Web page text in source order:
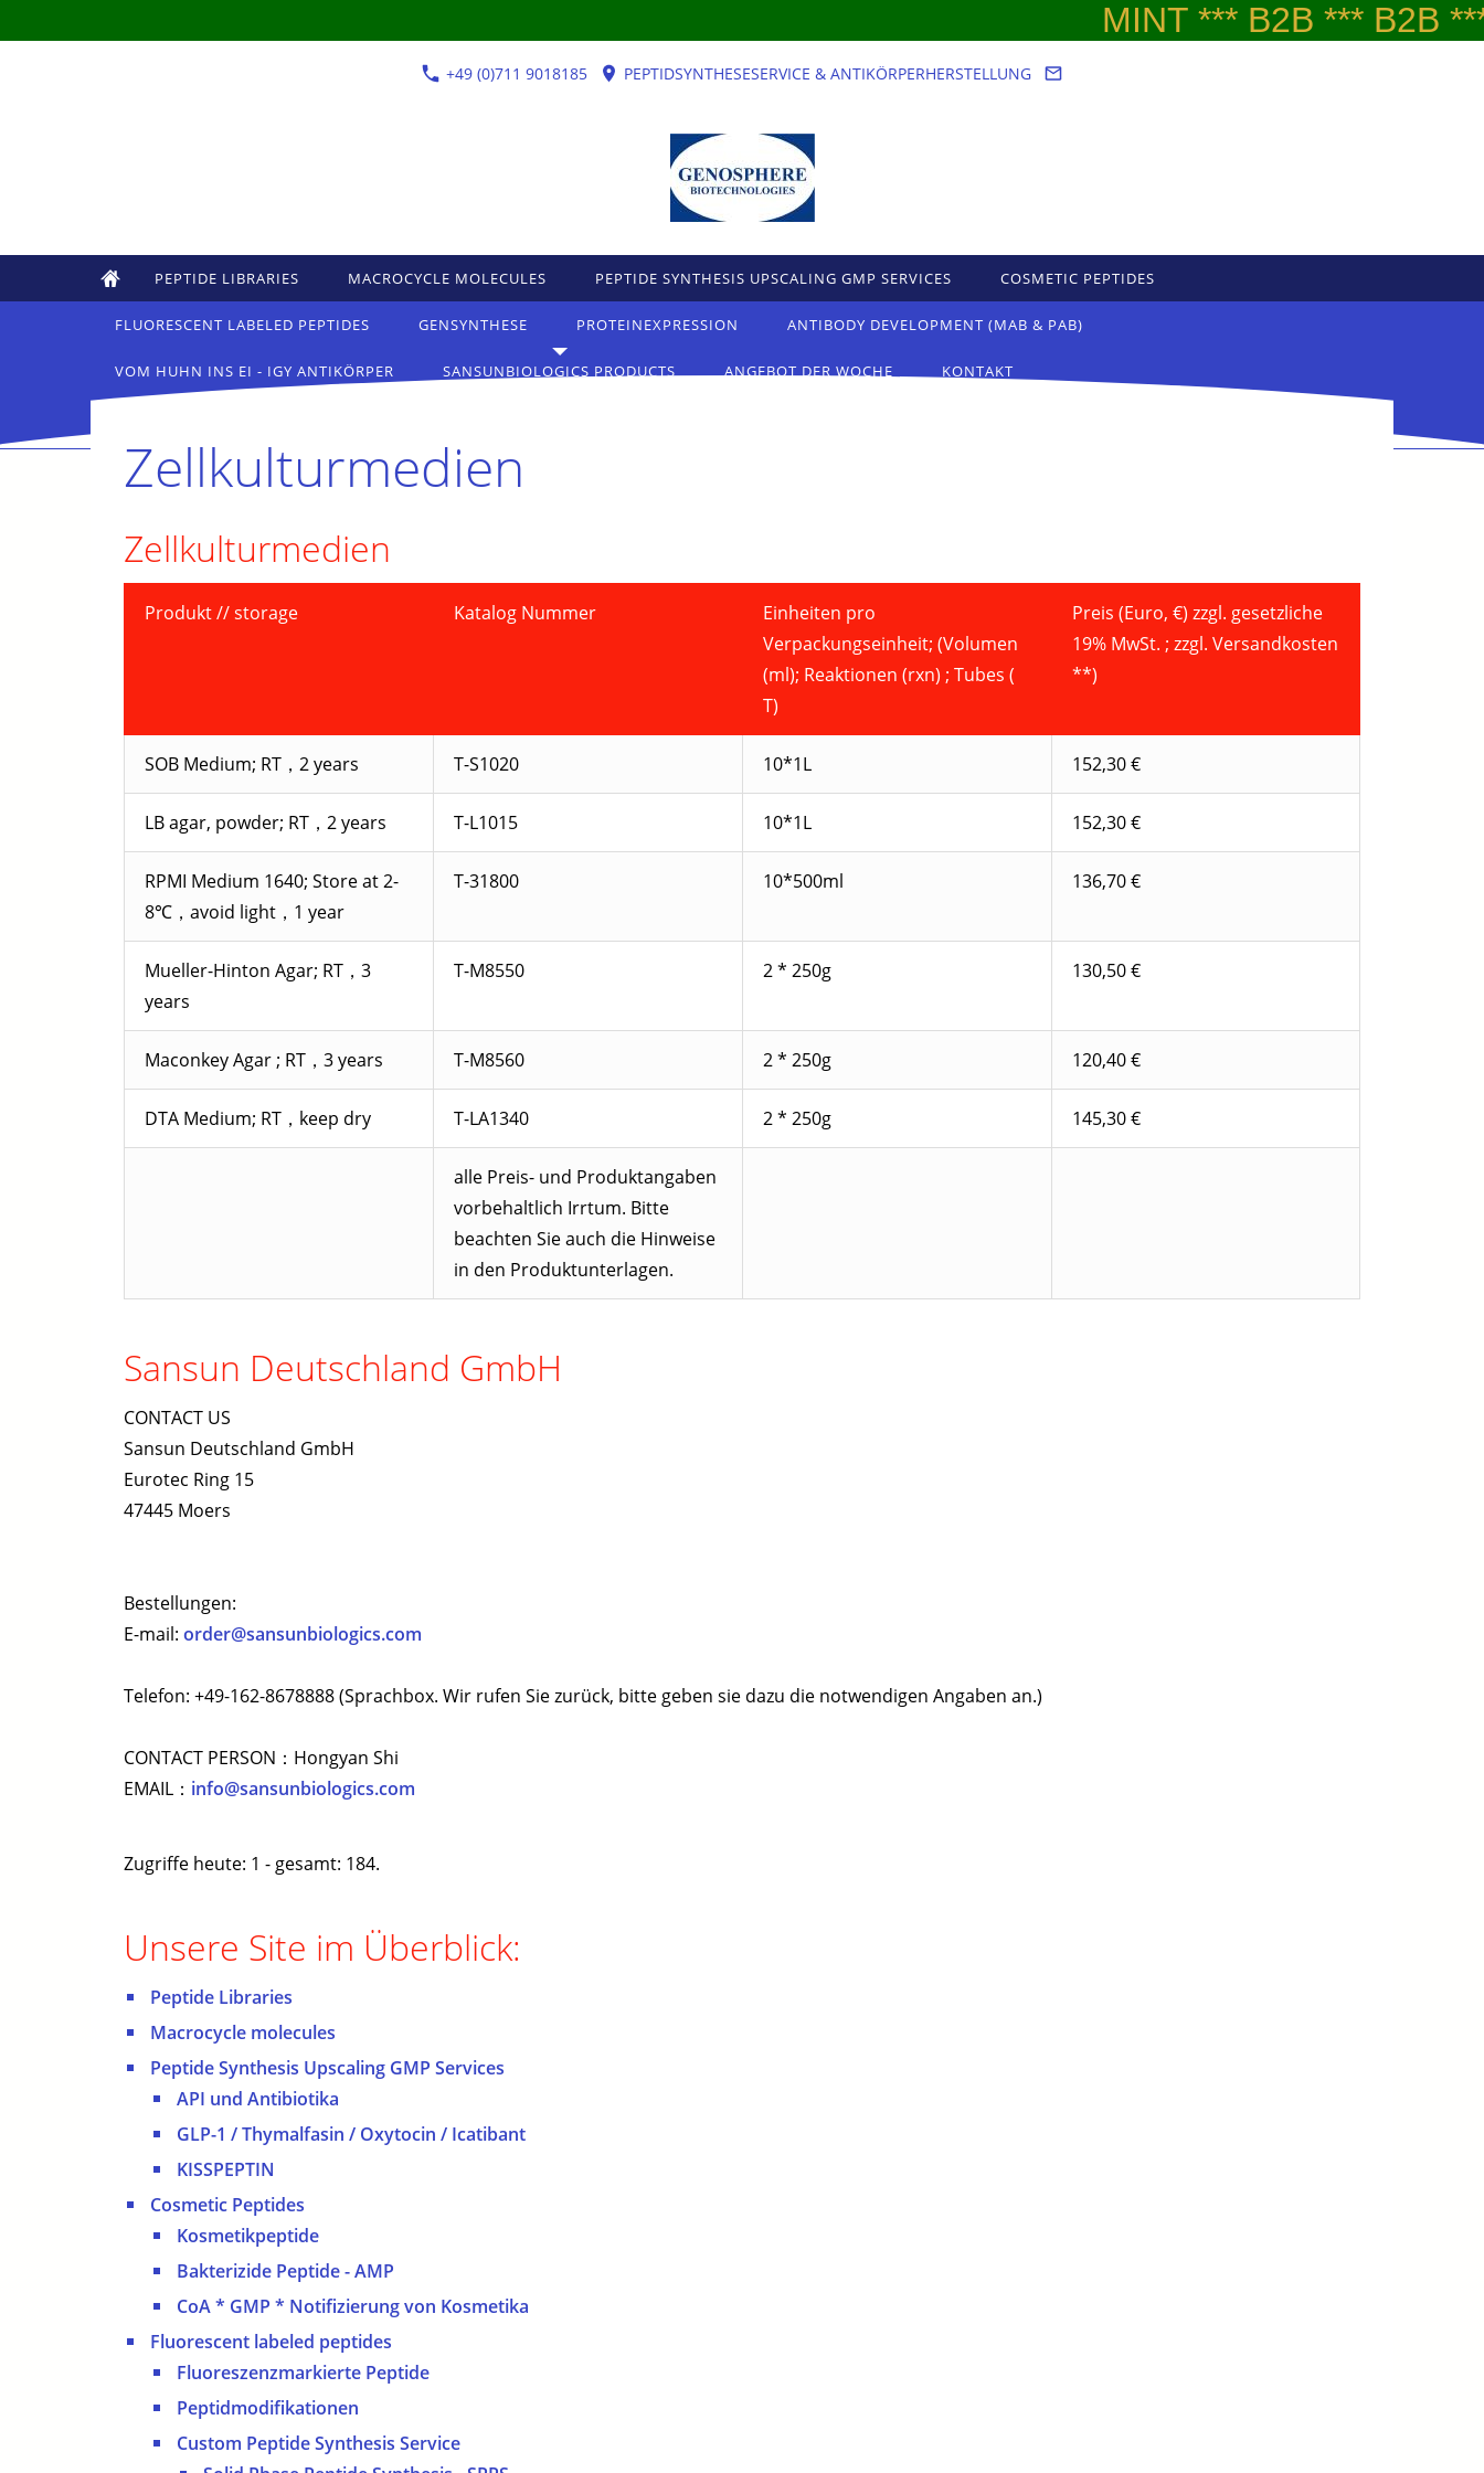
MINT *** B2B *** B2B ***
+49 (0)711 9018185 PEPTIDSYNTHESESERVICE & ANTIKÖRPERHERSTELLUNG
PEPTIDE LIBRARIES MACROCYCLE MOLECULES PEPTIDE SYNTHESIS UPSCALING GMP SERVICES COSMETIC PEPTIDES
FLUORESCENT LABELED PEPTIDES GENSYNTHESE PROTEINEXPRESSION ANTIBODY DEVELOPMENT (MAB & PAB)
VOM HUHN INS EI - IGY ANTIKÖRPER SANSUNBIOLOGICS PRODUCTS ANGEBOT DER WOCHE KONTAKT
Zellkulturmedien
Zellkulturmedien
Produkt // storage Katalog Nummer
Einheiten pro
Verpackungseinheit; (Volumen
(ml); Reaktionen (rxn) ; Tubes (
T)
Preis (Euro, €) zzgl. gesetzliche
19% MwSt. ; zzgl. Versandkosten
**)
SOB Medium; RT，2 years T-S1020 10*1L 152,30 €
LB agar, powder; RT，2 years T-L1015 10*1L 152,30 €
RPMI Medium 1640; Store at 2-
8℃，avoid light，1 year
T-31800 10*500ml 136,70 €
Mueller-Hinton Agar; RT，3
years
T-M8550 2 * 250g 130,50 €
Maconkey Agar ; RT，3 years T-M8560 2 * 250g 120,40 €
DTA Medium; RT，keep dry T-LA1340 2 * 250g 145,30 €
alle Preis- und Produktangaben
vorbehaltlich Irrtum. Bitte
beachten Sie auch die Hinweise
in den Produktunterlagen.
Sansun Deutschland GmbH
CONTACT US
Sansun Deutschland GmbH
Eurotec Ring 15
47445 Moers
Bestellungen:
E-mail: order@sansunbiologics.com
Telefon: +49-162-8678888 (Sprachbox. Wir rufen Sie zurück, bitte geben sie dazu die notwendigen Angaben an.)
CONTACT PERSON：Hongyan Shi
EMAIL： info@sansunbiologics.com
Zugriffe heute: 1 - gesamt: 184.
Unsere Site im Überblick:
Peptide Libraries
Macrocycle molecules
Peptide Synthesis Upscaling GMP Services
API und Antibiotika
GLP-1 / Thymalfasin / Oxytocin / Icatibant
KISSPEPTIN
Cosmetic Peptides
Kosmetikpeptide
Bakterizide Peptide - AMP
CoA * GMP * Notifizierung von Kosmetika
Fluorescent labeled peptides
Fluoreszenzmarkierte Peptide
Peptidmodifikationen
Custom Peptide Synthesis Service